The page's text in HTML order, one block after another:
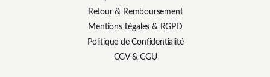
Retour & Remboursement
Mentions Légales & RGPD
Politique de Confidentialité
CGV & CGU